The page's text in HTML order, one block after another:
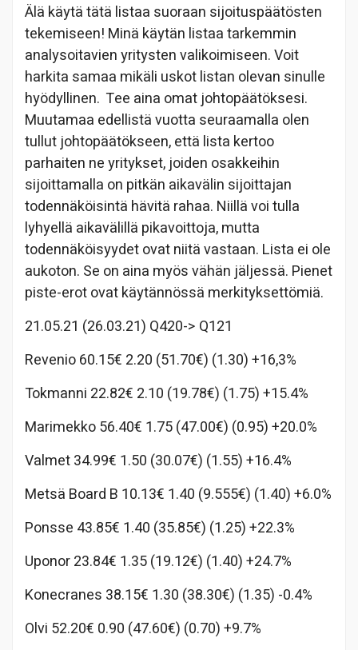
Älä käytä tätä listaa suoraan sijoituspäätösten
tekemiseen! Minä käytän listaa tarkemmin
analysoitavien yritysten valikoimiseen. Voit
harkita samaa mikäli uskot listan olevan sinulle
hyödyllinen. Tee aina omat johtopäätöksesi.
Muutamaa edellistä vuotta seuraamalla olen
tullut johtopäätökseen, että lista kertoo
parhaiten ne yritykset, joiden osakkeihin
sijoittamalla on pitkän aikavälin sijoittajan
todennäköisintä hävitä rahaa. Niillä voi tulla
lyhyellä aikavälillä pikavoittoja, mutta
todennäköisyydet ovat niitä vastaan. Lista ei ole
aukoton. Se on aina myös vähän jäljessä. Pienet
piste-erot ovat käytännössä merkityksettömiä.
21.05.21 (26.03.21) Q420-> Q121
Revenio 60.15€ 2.20 (51.70€) (1.30) +16,3%
Tokmanni 22.82€ 2.10 (19.78€) (1.75) +15.4%
Marimekko 56.40€ 1.75 (47.00€) (0.95) +20.0%
Valmet 34.99€ 1.50 (30.07€) (1.55) +16.4%
Metsä Board B 10.13€ 1.40 (9.555€) (1.40) +6.0%
Ponsse 43.85€ 1.40 (35.85€) (1.25) +22.3%
Uponor 23.84€ 1.35 (19.12€) (1.40) +24.7%
Konecranes 38.15€ 1.30 (38.30€) (1.35) -0.4%
Olvi 52.20€ 0.90 (47.60€) (0.70) +9.7%